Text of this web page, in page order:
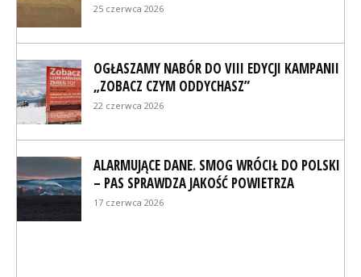
25 czerwca 2026
OGŁASZAMY NABÓR DO VIII EDYCJI KAMPANII
„ZOBACZ CZYM ODDYCHASZ”
22 czerwca 2026
ALARMUJĄCE DANE. SMOG WRÓCIŁ DO POLSKI
– PAS SPRAWDZA JAKOŚĆ POWIETRZA
17 czerwca 2026